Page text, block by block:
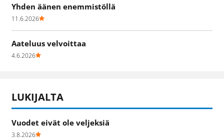
Yhden äänen enemmistöllä
11.6.2026
Aateluus velvoittaa
4.6.2026
LUKIJALTA
Vuodet eivät ole veljeksiä
3.8.2026